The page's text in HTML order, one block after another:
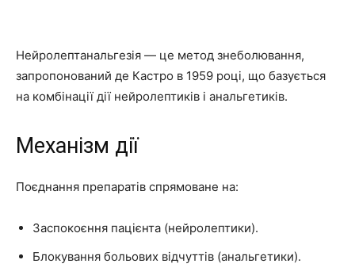
Нейролептанальгезія — це метод знеболювання,
запропонований де Кастро в 1959 році, що базується
на комбінації дії нейролептиків і анальгетиків.
Механізм дії
Поєднання препаратів спрямоване на:
Заспокоєння пацієнта (нейролептики).
Блокування больових відчуттів (анальгетики).